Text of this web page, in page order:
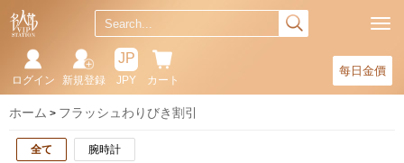
每日金價
カート
JP
JPY
新規登録
ログイン
ホーム フラッシュわりびき割引
全て 腕時計